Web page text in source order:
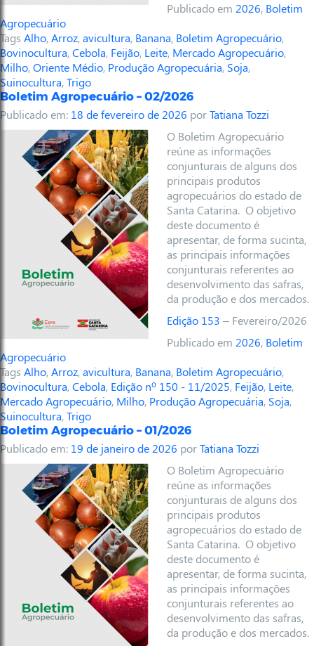
Publicado em 2026, Boletim
Agropecuário
Tags Alho,Arroz,avicultura, Banana, Boletim Agropecuário,
Bovinocultura,Cebola, Feijão, Leite, Mercado Agropecuário,
Milho,Oriente Médio, Produção Agropecuária, Soja,
Suinocultura,Trigo
Boletim Agropecuário – 02/2026
Publicado em: 18 de fevereiro de 2026 porTatiana Tozzi
O Boletim Agropecuário
reúne as informações
conjunturais de alguns dos
principais produtos
agropecuários do estado de
Santa Catarina. O objetivo
deste documento é
apresentar, de forma sucinta,
as principais informações
conjunturais referentes ao
desenvolvimento das safras,
da produção e dos mercados.
Edição 153 – Fevereiro/2026
Publicado em 2026, Boletim
Agropecuário
Tags Alho,Arroz,avicultura, Banana, Boletim Agropecuário,
Bovinocultura,Cebola, Edição nº 150 - 11/2025, Feijão, Leite,
Mercado Agropecuário, Milho, Produção Agropecuária, Soja,
Suinocultura,Trigo
Boletim Agropecuário – 01/2026
Publicado em: 19 de janeiro de 2026 porTatiana Tozzi
O Boletim Agropecuário
reúne as informações
conjunturais de alguns dos
principais produtos
agropecuários do estado de
Santa Catarina. O objetivo
deste documento é
apresentar, de forma sucinta,
as principais informações
conjunturais referentes ao
desenvolvimento das safras,
da produção e dos mercados.